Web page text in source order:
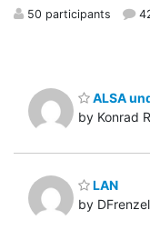
50 participants
ALSA
by Konrad
LAN
by